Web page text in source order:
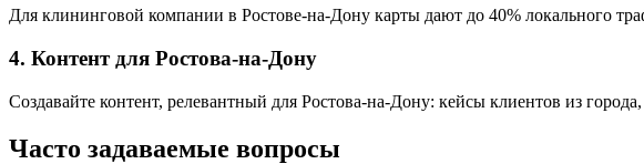
Для клининговой компании в Ростове-на-Дону карты дают до 40% локального
4. Контент для Ростова-на-Дону
Создавайте контент, релевантный для Ростова-на-Дону: кейсы клиентов из
Часто задаваемые вопросы